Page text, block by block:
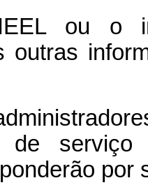
ou o
outras
de
por